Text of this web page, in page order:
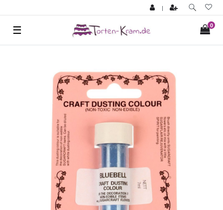
|
0
☰